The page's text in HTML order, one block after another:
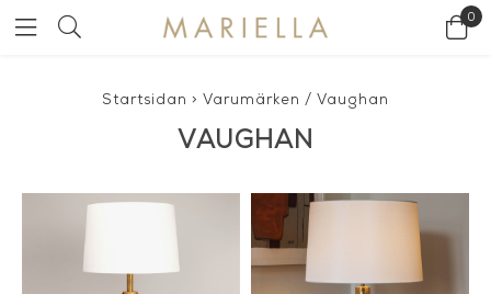
0
Startsidan > Varumärken / Vaughan
VAUGHAN